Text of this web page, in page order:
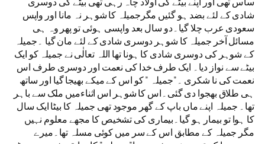
شادی کے لئے بضد ہو گئیں مگرجمیلہ کا شوہر نہ مانا اور واپس
سعودی عرب چلا گیا۔دو سال بعد واپسی ہوئی تو پھر وہ ہی
مسائل آخر جمیلہ کا شوہر دوسری شادی کے لئے مان گیا ۔جمیلہ
کے شوہر کی دوسری شادی کا ہونا تھا اللہ تعالٰی نے جمیلہ کو ایک
بیٹے سے نواز دیا۔ ایک طرف خدا کی نعمت اور دوسری طرف اس
نعمت کی نا شکری ۔”جمیلہ ” کو اس کے میکے بھیجا گیا اور ساتھ
ہی طلاق بھجوا دی گئی۔اس کا شوہر اس اثناءمیں ملک سے باہر
تھا۔ جمیلہ اپنے ماں باپ کے گھر موجود تھی جمیلہ کا بیٹا ایک سال
کا ہوا تو بیمار ہو گیا۔بیماری کی تشخیص کا مجھے معلوم نہیں
مگر جمیلہ کے مطابق اس کے سر میں کوئی مسلہ تھا۔میرے